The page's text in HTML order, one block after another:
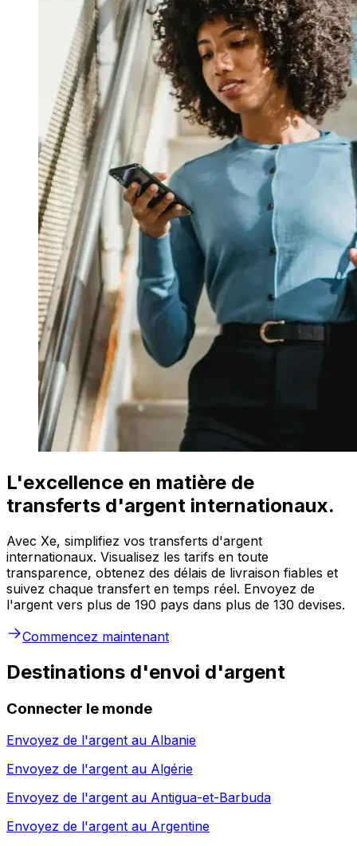
L'excellence en matière de
transferts d'argent internationaux.
Avec Xe, simplifiez vos transferts d'argent
internationaux. Visualisez les tarifs en toute
transparence, obtenez des délais de livraison fiables et
suivez chaque transfert en temps réel. Envoyez de
l'argent vers plus de 190 pays dans plus de 130 devises.
Commencez maintenant
Destinations d'envoi d'argent
Connecter le monde
Envoyez de l'argent au Albanie
Envoyez de l'argent au Algérie
Envoyez de l'argent au Antigua-et-Barbuda
Envoyez de l'argent au Argentine